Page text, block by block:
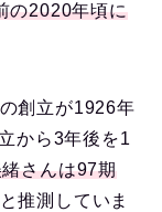
の2020年頃に
創立が1926年
から3年後を1
さんは97期
推測していま